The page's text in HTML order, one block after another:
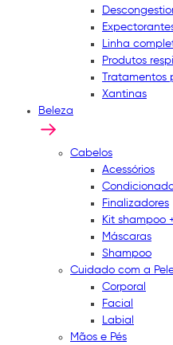
Linha
Produtos
Tratamentos
Xantinas
Beleza
Cabelos
Acessórios
Finalizadores
Kit shampoo
Máscaras
Shampoo
Cuidado com a
Corporal
Facial
Labial
Mãos e Pés